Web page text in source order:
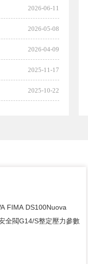
2026-06-11
2026-05-08
2026-04-09
2025-11-17
2025-10-22